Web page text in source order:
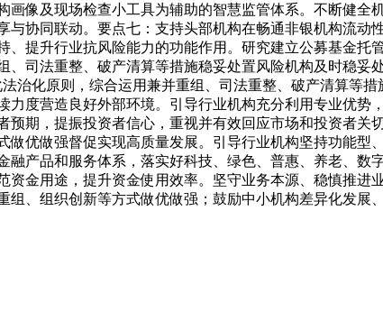
像及现场检查小工具为辅助的智慧监管体系。不断健全
协同联动。要点七：支持头部机构在畅通非银机构流动
提升行业抗风险能力的功能作用。研究建立公募基金托
司法重整、破产清算等措施稳妥处置风险机构及时稳妥
治化原则，综合运用兼并重组、司法重整、破产清算等
度营造良好外部环境。引导行业机构充分利用专业优势
期，提振投资者信心，重视并有效回应市场和投资者关
优做强督促实现高质量发展。引导行业机构坚持功能型
产品和服务体系，落实好科技、绿色、普惠、养老、数
金用途，提升资金使用效率。坚守业务本源、稳慎推进
、组织创新等方式做优做强；鼓励中小机构差异化发展